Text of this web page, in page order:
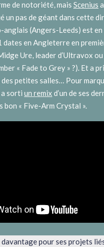
de notoriété, mais Scenius
un pas de géant dans cette
anglais (Angers-Leeds) est
dates en Angleterre en
Ure, leader d’Ultravox ou
« Fade to Grey » ?). Et a
des petites salles… Pour
a sorti un remix d’un de ses
bon « Five-Arm Crystal ».
pour ses projets